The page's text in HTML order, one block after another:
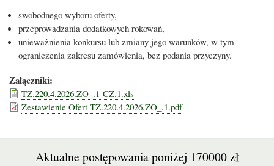
swobodnego wyboru oferty,
przeprowadzania dodatkowych rokowań,
unieważnienia konkursu lub zmiany jego warunków, w tym
ograniczenia zakresu zamówienia, bez podania przyczyny.
Załączniki:
TZ.220.4.2026.ZO_.1-CZ.1.xls
Zestawienie Ofert TZ.220.4.2026.ZO_.1.pdf
Aktualne postępowania poniżej 170000 zł